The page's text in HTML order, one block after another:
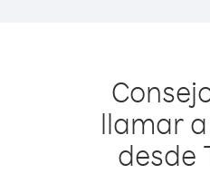
llamar
desde